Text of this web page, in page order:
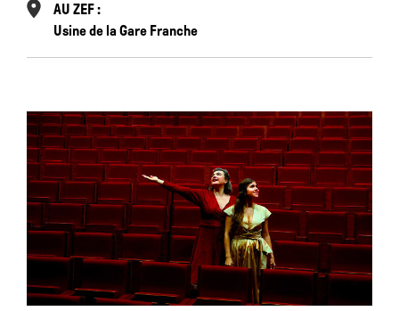
AU ZEF :
Usine de la Gare Franche